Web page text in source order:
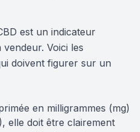
est un indicateur
Voici les
doivent figurer sur un
en milligrammes (mg)
elle doit être clairement